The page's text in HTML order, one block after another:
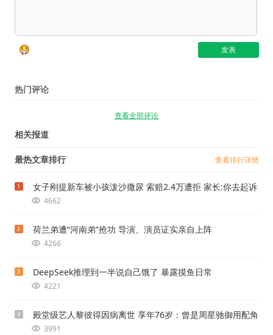
热门评论
查看全部评论
相关报道
最热文章排行 查看排行详情
1 女子刚提新车被小孩泼沙撒尿 索赔2.4万遭拒 家长:你去起诉
4662
2 荷兰弟遭“河南弟”抢功 导演、演员证实亲自上阵
4266
3 DeepSeek推理到一半说自己饿了 暴露摸鱼日常
4221
4 殿堂级艺人黎彼得因病离世 享年76岁：曾是周星驰御用配角
3991